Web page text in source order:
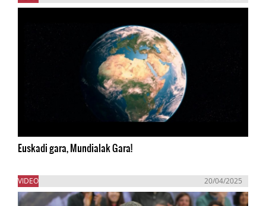
Euskadi gara, Mundialak Gara!
VIDEO 20/04/2025